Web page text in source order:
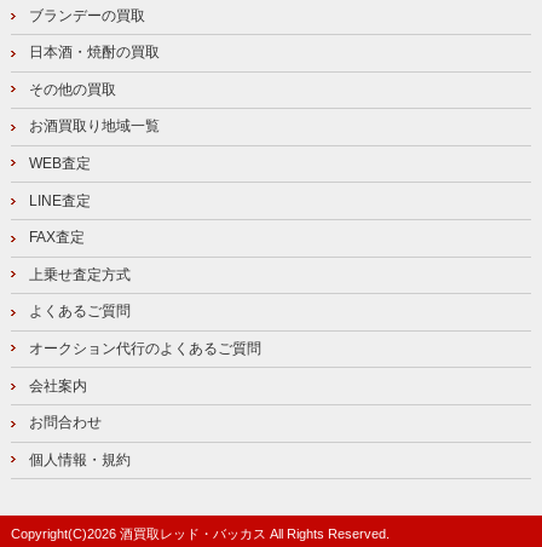
ブランデーの買取
日本酒・焼酎の買取
その他の買取
お酒買取り地域一覧
WEB査定
LINE査定
FAX査定
上乗せ査定方式
よくあるご質問
オークション代行のよくあるご質問
会社案内
お問合わせ
個人情報・規約
Copyright(C)2026 酒買取レッド・バッカス All Rights Reserved.